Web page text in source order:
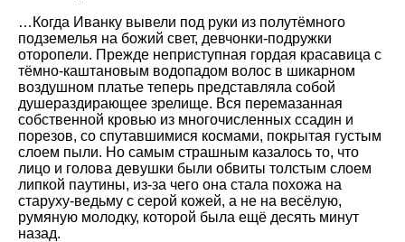
…Когда Иванку вывели под руки из полутёмного
подземелья на божий свет, девчонки-подружки
оторопели. Прежде неприступная гордая красавица с
тёмно-каштановым водопадом волос в шикарном
воздушном платье теперь представляла собой
душераздирающее зрелище. Вся перемазанная
собственной кровью из многочисленных ссадин и
порезов, со спутавшимися космами, покрытая густым
слоем пыли. Но самым страшным казалось то, что
лицо и голова девушки были обвиты толстым слоем
липкой паутины, из-за чего она стала похожа на
старуху-ведьму с серой кожей, а не на весёлую,
румяную молодку, которой была ещё десять минут
назад.